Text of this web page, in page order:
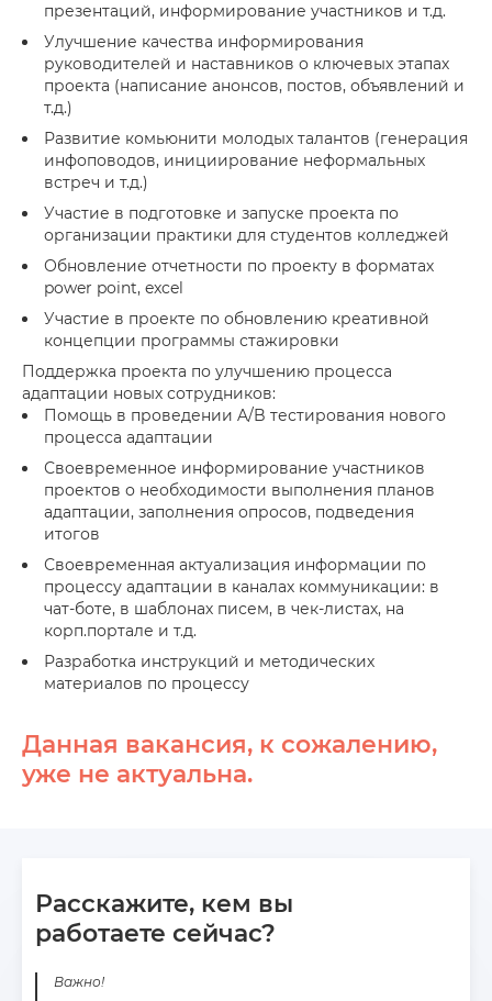
презентаций, информирование участников и т.д.
Улучшение качества информирования
руководителей и наставников о ключевых этапах
проекта (написание анонсов, постов, объявлений и
т.д.)
Развитие комьюнити молодых талантов (генерация
инфоповодов, инициирование неформальных
встреч и т.д.)
Участие в подготовке и запуске проекта по
организации практики для студентов колледжей
Обновление отчетности по проекту в форматах
power point, excel
Участие в проекте по обновлению креативной
концепции программы стажировки
Поддержка проекта по улучшению процесса
адаптации новых сотрудников:
Помощь в проведении A/B тестирования нового
процесса адаптации
Своевременное информирование участников
проектов о необходимости выполнения планов
адаптации, заполнения опросов, подведения
итогов
Своевременная актуализация информации по
процессу адаптации в каналах коммуникации: в
чат-боте, в шаблонах писем, в чек-листах, на
корп.портале и т.д.
Разработка инструкций и методических
материалов по процессу
Данная вакансия, к сожалению,
уже не актуальна.
Расскажите, кем вы
работаете сейчас?
Важно!